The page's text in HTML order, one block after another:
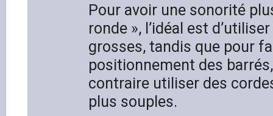
Pour avoir une sonorité
ronde », l’idéal est
grosses, tandis que pour
positionnement des
contraire utiliser des
plus souples.